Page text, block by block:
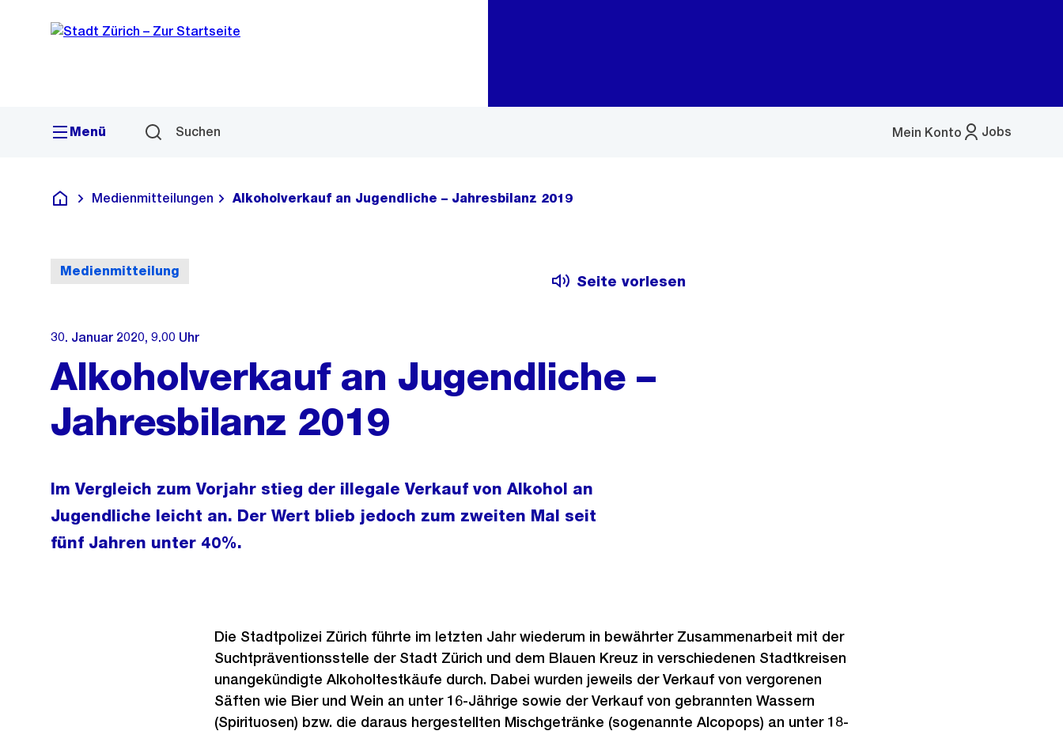
Navigation
Sprunglink
Menü Suchen Jobs
Mein Konto
Menü
Deutsch
Medienmitteilungen Alkoholverkauf an Jugendliche – Jahresbilanz 2019
Medienmitteilung
Seite vorlesen
30. Januar 2020, 9.00 Uhr
Alkoholverkauf an Jugendliche –
Jahresbilanz 2019
Im Vergleich zum Vorjahr stieg der illegale Verkauf von Alkohol an
Jugendliche leicht an. Der Wert blieb jedoch zum zweiten Mal seit
fünf Jahren unter 40%.
Die Stadtpolizei Zürich führte im letzten Jahr wiederum in bewährter Zusammenarbeit mit der
Suchtpräventionsstelle der Stadt Zürich und dem Blauen Kreuz in verschiedenen Stadtkreisen
unangekündigte Alkoholtestkäufe durch. Dabei wurden jeweils der Verkauf von vergorenen
Säften wie Bier und Wein an unter 16-Jährige sowie der Verkauf von gebrannten Wassern
(Spirituosen) bzw. die daraus hergestellten Mischgetränke (sogenannte Alcopops) an unter 18-